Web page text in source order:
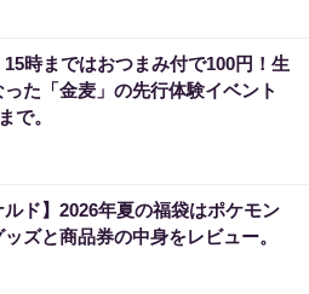
15時まではおつまみ付で100円！生
った「金麦」の先行体験イベント
で。
ルド】2026年夏の福袋はポケモン
ズと商品券の中身をレビュー。